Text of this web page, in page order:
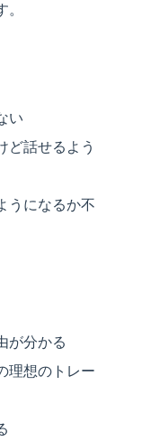
い
ど話せるよう
うになるか不
が分かる
理想のトレー